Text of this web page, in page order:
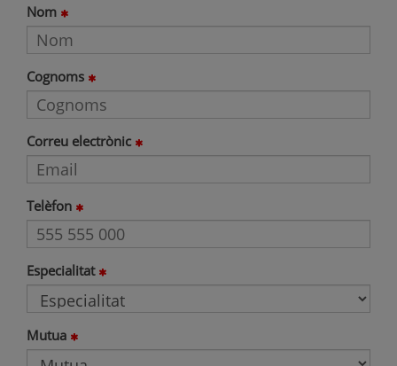
Nom
Cognoms
Correu electrònic
Telèfon
Especialitat
Mutua